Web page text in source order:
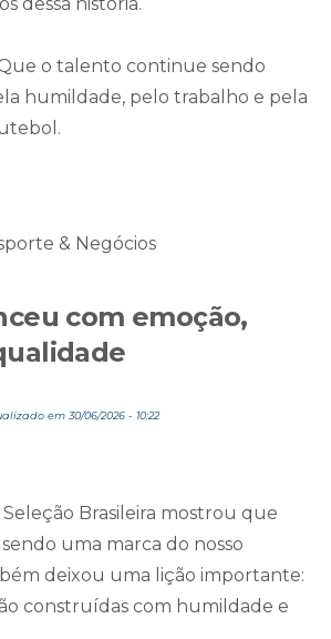
o talento continue sendo
humildade, pelo trabalho e pela
& Negócios
com emoção,
em 30/06/2026 - 10:22
Seleção Brasileira mostrou que
uma marca do nosso
deixou uma lição importante:
construídas com humildade e